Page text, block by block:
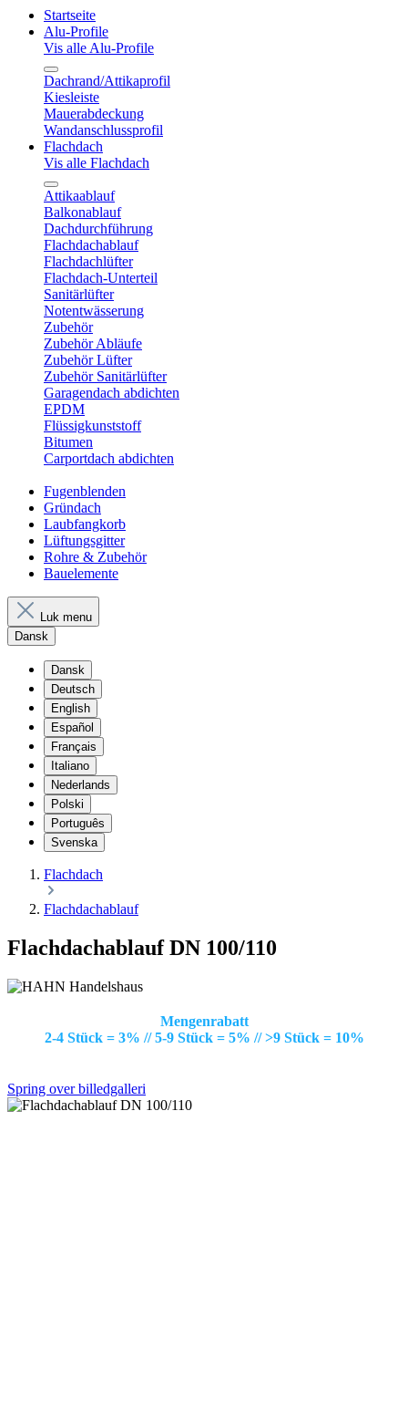
Startseite
Alu-Profile
Vis alle Alu-Profile
Dachrand/Attikaprofil
Kiesleiste
Mauerabdeckung
Wandanschlussprofil
Flachdach
Vis alle Flachdach
Attikaablauf
Balkonablauf
Dachdurchführung
Flachdachablauf
Flachdachlüfter
Flachdach-Unterteil
Sanitärlüfter
Notentwässerung
Zubehör
Zubehör Abläufe
Zubehör Lüfter
Zubehör Sanitärlüfter
Garagendach abdichten
EPDM
Flüssigkunststoff
Bitumen
Carportdach abdichten
Fugenblenden
Gründach
Laubfangkorb
Lüftungsgitter
Rohre & Zubehör
Bauelemente
Luk menu
Dansk
Dansk
Deutsch
English
Español
Français
Italiano
Nederlands
Polski
Português
Svenska
Flachdach
Flachdachablauf
Flachdachablauf DN 100/110
Mengenrabatt
2-4 Stück = 3% // 5-9 Stück = 5% // >9 Stück = 10%
Spring over billedgalleri